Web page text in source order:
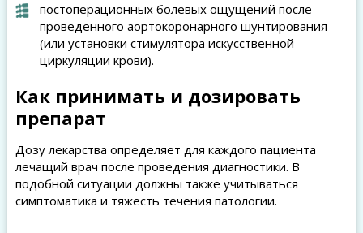
постоперационных болевых ощущений после
проведенного аортокоронарного шунтирования
(или установки стимулятора искусственной
циркуляции крови).
Как принимать и дозировать
препарат
Дозу лекарства определяет для каждого пациента
лечащий врач после проведения диагностики. В
подобной ситуации должны также учитываться
симптоматика и тяжесть течения патологии.